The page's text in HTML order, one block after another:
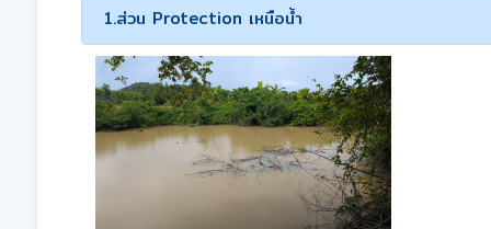
1.ส่วน Protection เหนือน้ำ